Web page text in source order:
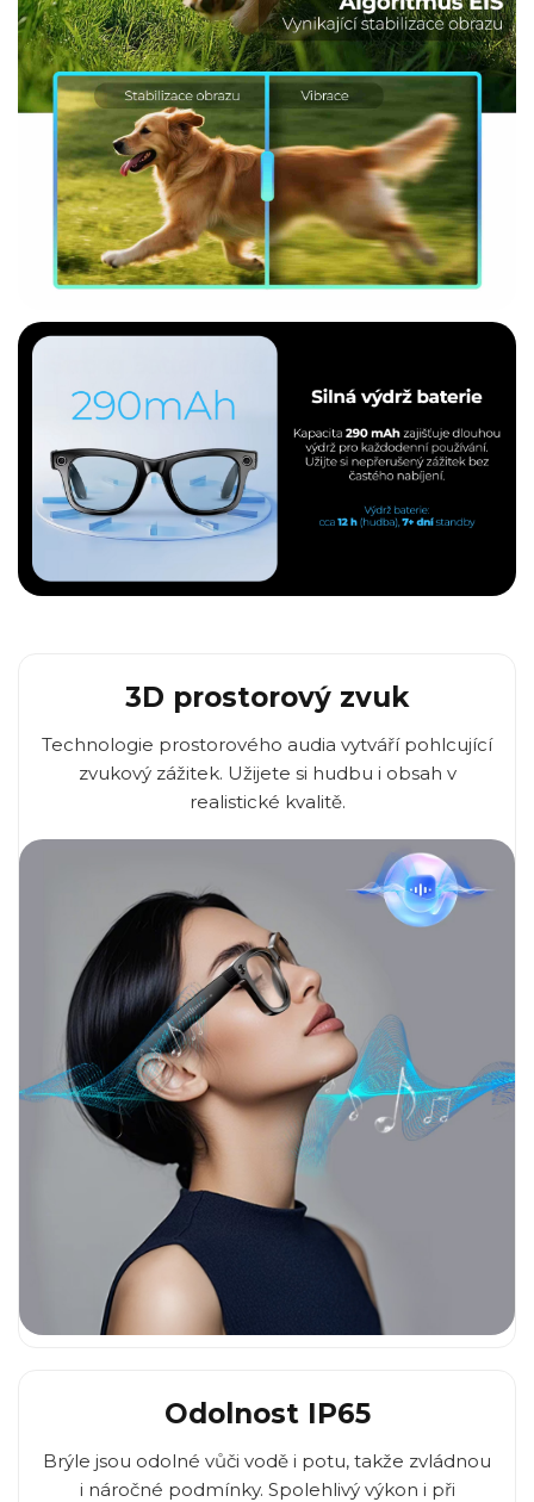
3D prostorový zvuk
Technologie prostorového audia vytváří pohlcující
zvukový zážitek. Užijete si hudbu i obsah v
realistické kvalitě.
Odolnost IP65
Brýle jsou odolné vůči vodě i potu, takže zvládnou
i náročné podmínky. Spolehlivý výkon i při